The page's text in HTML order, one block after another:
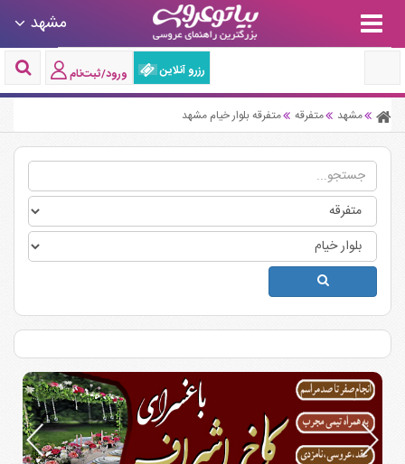
مشهد
رزرو آنلاین ورود/ثبت‌نام
مشهد متفرقه متفرقه بلوار خیام مشهد